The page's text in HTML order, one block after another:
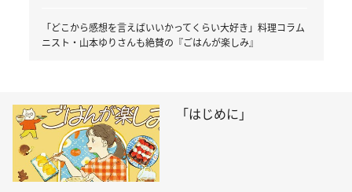
「どこから感想を言えばいいかってくらい大好き」料理コラム
ニスト・山本ゆりさんも絶賛の『ごはんが楽しみ』
「はじめに」